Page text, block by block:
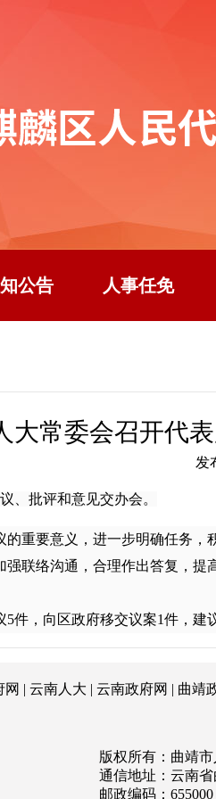
公告 人事任免
大常委会召开代
发
、批评和意见交办会。
重要意义，进一步明确任务
联络沟通，合理作出答复，
件，向区政府移交议案1件，建
网 | 云南人大 | 云南政府网 | 曲靖
版权所有：曲靖
通信地址：云南
邮政编码：655000